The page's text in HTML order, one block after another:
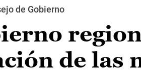
de Gobierno
de las